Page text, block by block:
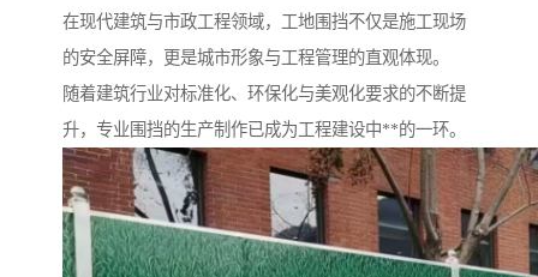
在现代建筑与市政工程领域，工地围挡不仅是施工现场
的安全屏障，更是城市形象与工程管理的直观体现。
随着建筑行业对标准化、环保化与美观化要求的不断提
升，专业围挡的生产制作已成为工程建设中**的一环。